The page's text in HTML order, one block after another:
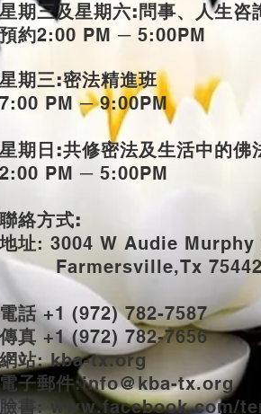
星期三及星期六:問事、人生咨
預約2:00 PM ─ 5:00PM
星期三:密法精進班
7:00 PM ─ 9:00PM
星期日:共修密法及生活中的佛
2:00 PM ─ 5:00PM
聯絡方式:
地址: 3004 W Audie Murphy
Farmersville,Tx 75442
電話+1 (972) 782-7587
傳真 +1 (972) 782-7656
網站: kba-tx.org
電子郵件:info@kba-tx.org
臉書: www.facebook.com/